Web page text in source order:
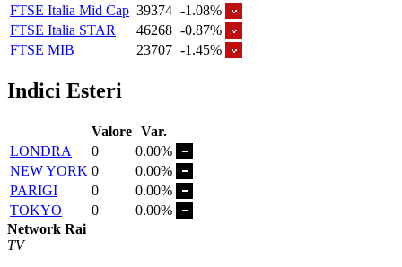
FTSE Italia Mid Cap 39374 -1.08%
FTSE Italia STAR
46268 -0.87%
FTSE MIB
23707 -1.45%
Indici Esteri
Valore Var.
LONDRA
0
0.00%
NEW YORK 0
0.00%
PARIGI
0
0.00%
TOKYO
0
0.00%
Network Rai
TV